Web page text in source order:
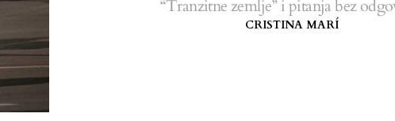
“Tranzitne zemlje” i pitanja bez
CRISTINA MARÍ